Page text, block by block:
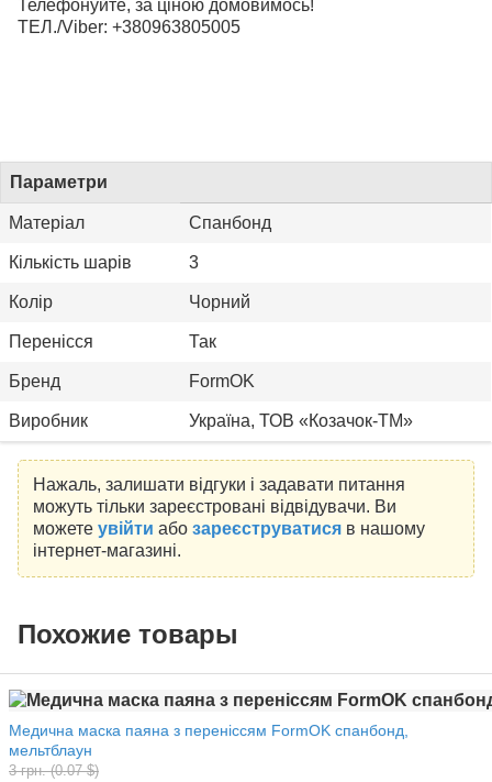
Телефонуйте, за ціною домовимось!
ТЕЛ./Viber: +380963805005
Параметри
Матеріал Спанбонд
Кількість шарів 3
Колір Чорний
Перенісся Так
Бренд FormOK
Виробник Україна, ТОВ «Козачок-ТМ»
Нажаль, залишати відгуки і задавати питання
можуть тільки зареєстровані відвідувачи. Ви
можете увійти або зареєструватисяв нашому
інтернет-магазині.
Похожие товары
Медична маска паяна з переніссям FormOK спанбонд,
мельтблаун
3 грн. (0.07 $)